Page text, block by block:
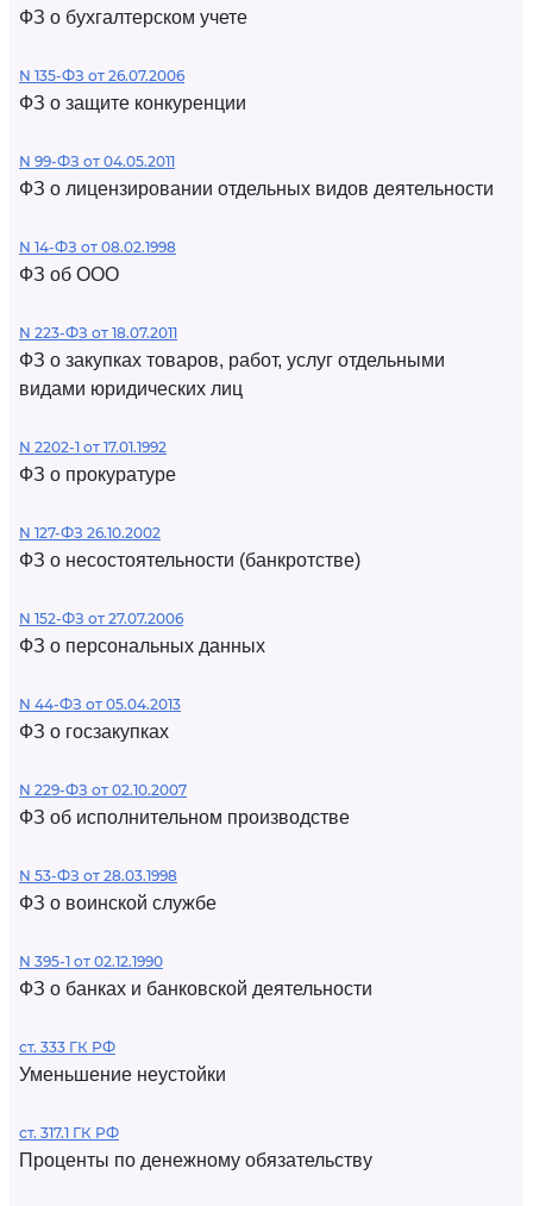
ФЗ о бухгалтерском учете
N 135-ФЗ от 26.07.2006
ФЗ о защите конкуренции
N 99-ФЗ от 04.05.2011
ФЗ о лицензировании отдельных видов деятельности
N 14-ФЗ от 08.02.1998
ФЗ об ООО
N 223-ФЗ от 18.07.2011
ФЗ о закупках товаров, работ, услуг отдельными
видами юридических лиц
N 2202-1 от 17.01.1992
ФЗ о прокуратуре
N 127-ФЗ 26.10.2002
ФЗ о несостоятельности (банкротстве)
N 152-ФЗ от 27.07.2006
ФЗ о персональных данных
N 44-ФЗ от 05.04.2013
ФЗ о госзакупках
N 229-ФЗ от 02.10.2007
ФЗ об исполнительном производстве
N 53-ФЗ от 28.03.1998
ФЗ о воинской службе
N 395-1 от 02.12.1990
ФЗ о банках и банковской деятельности
ст. 333 ГК РФ
Уменьшение неустойки
ст. 317.1 ГК РФ
Проценты по денежному обязательству